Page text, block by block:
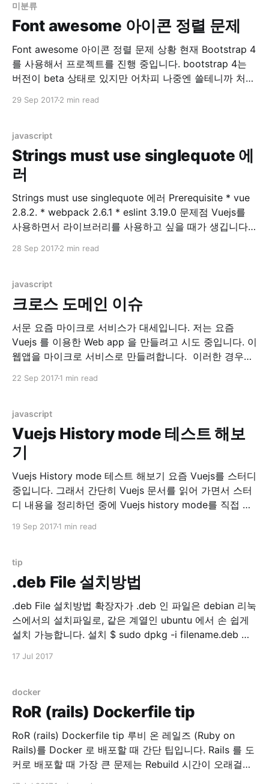
미분류
Font awesome 아이콘 정렬 문제
Font awesome 아이콘 정렬 문제 상황 현재 Bootstrap 4
를 사용해서 프로젝트를 진행 중입니다. bootstrap 4는
버전이 beta 상태로 있지만 어차피 나중엔 쓸테니까 처음
입니다. Bootstrap 4 에는 기존에 있던 Glyphicons 가 사
서 기존 Glyphicons
29 Sep 20172 min read
javascript
Strings must use singlequote 에
러
Strings must use singlequote 에러 Prerequisite * vue
2.8.2. * webpack 2.6.1 * eslint 3.19.0 문제점 Vuejs를
사용하면서 라이브러리를 사용하고 싶을 때가 생깁니다.
GitHub - vuejs/awesome-vue: A curated list of
28 Sep 20172 min read
javascript
크로스 도메인 이슈
서문 요즘 마이크로 서비스가 대세입니다. 저는 요즘
Vuejs 를 이용한 Web app 을 만들려고 시도 중입니다. 이
웹앱을 마이크로 서비스로 만들려합니다. 이러한 경우에
Origin Resource Sharing) 이슈입니다. 환경 현재 시스템
localhost:8082에 떠있는 Web
22 Sep 20171 min read
javascript
Vuejs History mode 테스트 해보
기
Vuejs History mode 테스트 해보기 요즘 Vuejs를 스터디
중입니다. 그래서 간단히 Vuejs 문서를 읽어 가면서 스터
디 내용을 정리하던 중에 Vuejs history mode를 직접 테
는 필수라고 생각 되었거든요. HTML5 History 모드 ·
해보기 위해서는 서버 설정이 필요한데, 간단한 기본
19 Sep 20171 min read
tip
.deb File 설치방법
.deb File 설치방법 확장자가 .deb 인 파일은 debian 리눅
스에서의 설치파일로, 같은 계열인 ubuntu 에서 손 쉽게
설치 가능합니다. 설치 $ sudo dpkg -i filename.deb 제
17 Jul 2017
docker
RoR (rails) Dockerfile tip
RoR (rails) Dockerfile tip 루비 온 레일즈 (Ruby on
Rails)를 Docker 로 배포할 때 간단 팁입니다. Rails 를 도
커로 배포할 때 가장 큰 문제는 Rebuild 시간이 오래걸린